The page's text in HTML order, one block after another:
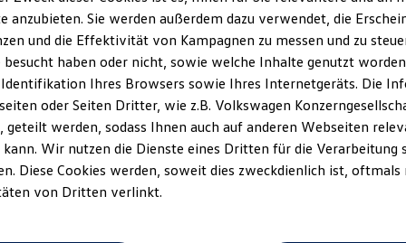
Ab
Ab
Neu
anzubieten. Sie werden außerdem dazu verwendet, die
und die Effektivität von Kampagnen zu messen und zu
besucht haben oder nicht, sowie welche Inhalte genutzt
Ihres Browsers sowie Ihres Internetgeräts. Die
oder Seiten Dritter, wie z.B. Volkswagen
werden, sodass Ihnen auch auf anderen Webseiten
Wir nutzen die Dienste eines Dritten für die Verarbeitung
Diese Cookies werden, soweit dies zweckdienlich ist, oftmals
von Dritten verlinkt.